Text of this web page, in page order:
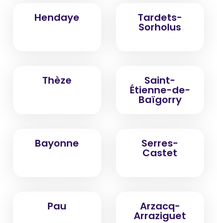
Hendaye Tardets-
Sorholus
Thèze Saint-
Étienne-de-
Baïgorry
Bayonne Serres-
Castet
Pau Arzacq-
Arraziguet